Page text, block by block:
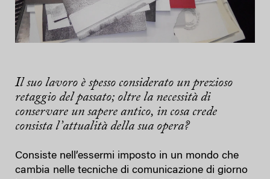
Il suo lavoro è spesso considerato un prezioso
retaggio del passato; oltre la necessità di
conservare un sapere antico, in cosa crede
consista l’attualità della sua opera?
Consiste nell’essermi imposto in un mondo che
cambia nelle tecniche di comunicazione di giorno